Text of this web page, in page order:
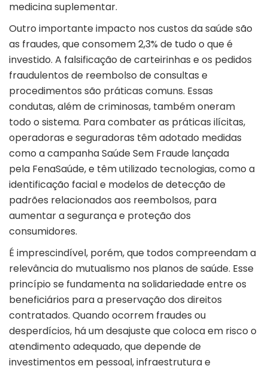
medicina suplementar.
Outro importante impacto nos custos da saúde são
as fraudes, que consomem 2,3% de tudo o que é
investido. A falsificação de carteirinhas e os pedidos
fraudulentos de reembolso de consultas e
procedimentos são práticas comuns. Essas
condutas, além de criminosas, também oneram
todo o sistema. Para combater as práticas ilícitas,
operadoras e seguradoras têm adotado medidas
como a campanha Saúde Sem Fraude lançada
pela FenaSaúde, e têm utilizado tecnologias, como a
identificação facial e modelos de detecção de
padrões relacionados aos reembolsos, para
aumentar a segurança e proteção dos
consumidores.
É imprescindível, porém, que todos compreendam a
relevância do mutualismo nos planos de saúde. Esse
princípio se fundamenta na solidariedade entre os
beneficiários para a preservação dos direitos
contratados. Quando ocorrem fraudes ou
desperdícios, há um desajuste que coloca em risco o
atendimento adequado, que depende de
investimentos em pessoal, infraestrutura e